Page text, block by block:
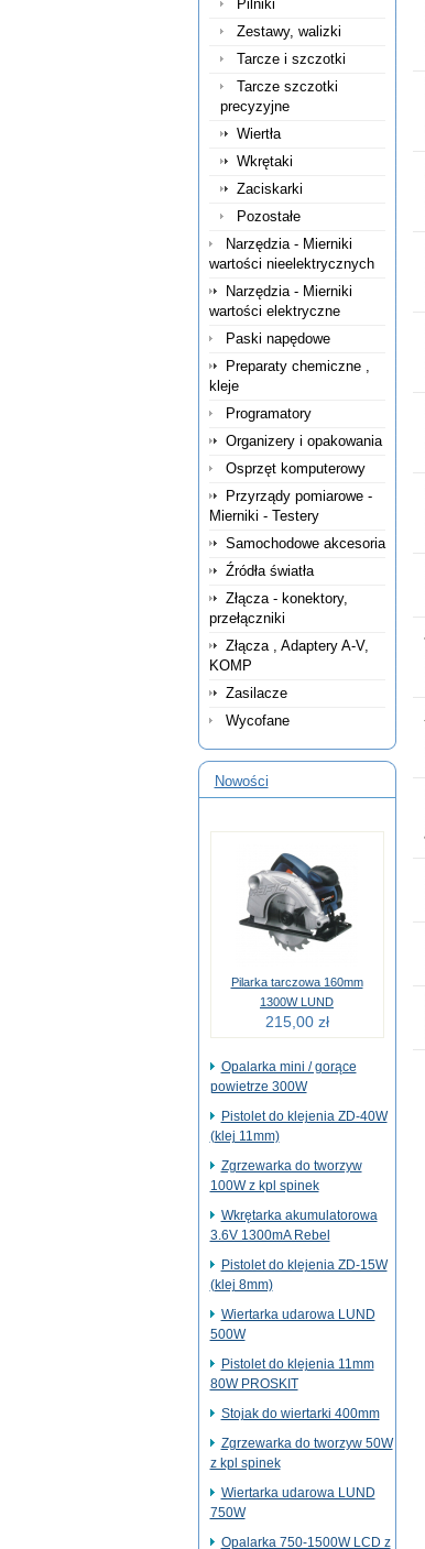
Pilniki
Zestawy, walizki
Tarcze i szczotki
Tarcze szczotki
precyzyjne
Wiertła
Wkrętaki
Zaciskarki
Pozostałe
Narzędzia - Mierniki
wartości nieelektrycznych
Narzędzia - Mierniki
wartości elektryczne
Paski napędowe
Preparaty chemiczne ,
kleje
Programatory
Organizery i opakowania
Osprzęt komputerowy
Przyrządy pomiarowe -
Mierniki - Testery
Samochodowe akcesoria
Źródła światła
Złącza - konektory,
przełączniki
Złącza , Adaptery A-V,
KOMP
Zasilacze
Wycofane
Nowości
Pilarka tarczowa 160mm
1300W LUND
215,00 zł
Opalarka mini / gorące
powietrze 300W
Pistolet do klejenia ZD-40W
(klej 11mm)
Zgrzewarka do tworzyw
100W z kpl spinek
Wkrętarka akumulatorowa
3.6V 1300mA Rebel
Pistolet do klejenia ZD-15W
(klej 8mm)
Wiertarka udarowa LUND
500W
Pistolet do klejenia 11mm
80W PROSKIT
Stojak do wiertarki 400mm
Zgrzewarka do tworzyw 50W
z kpl spinek
Wiertarka udarowa LUND
750W
Opalarka 750-1500W LCD z